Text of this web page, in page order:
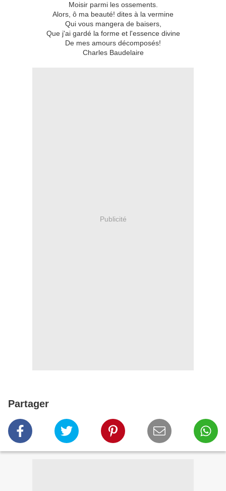
Moisir parmi les ossements.
Alors, ô ma beauté! dites à la vermine
Qui vous mangera de baisers,
Que j'ai gardé la forme et l'essence divine
De mes amours décomposés!
Charles Baudelaire
Publicité
Partager